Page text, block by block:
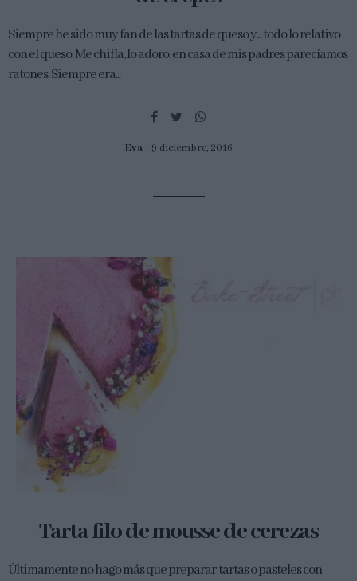
Siempre he sido muy fan de las tartas de queso y... todo lo relativo
con el queso. Me chifla, lo adoro, en casa de mis padres parecíamos
ratones. Siempre era...
Eva 9 diciembre, 2016
Tarta filo de mousse de cerezas
Últimamente no hago más que preparar tartas o pasteles con